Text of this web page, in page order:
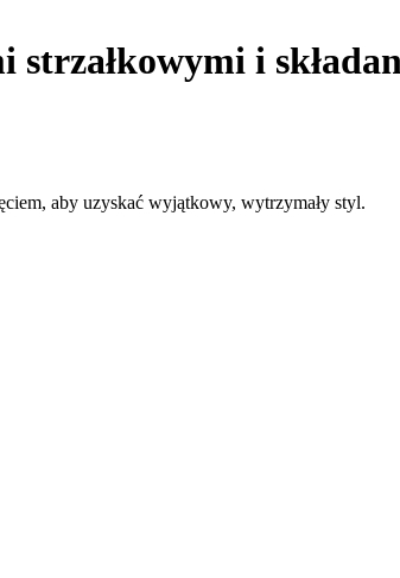
strzałkowymi i
aby uzyskać wyjątkowy, wytrzymały styl.